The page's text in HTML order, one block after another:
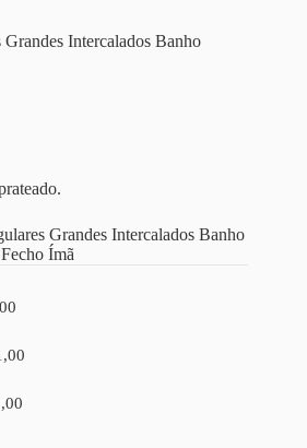
Intercalados Banho
Grandes Intercalados Banho
Ímã